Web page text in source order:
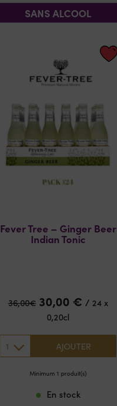
SANS ALCOOL
Fever Tree – Ginger Beer
Indian Tonic
36,00€ 30,00 € / 24 x
0,20cl
1 AJOUTER
Minimum 1 produit(s)
En stock